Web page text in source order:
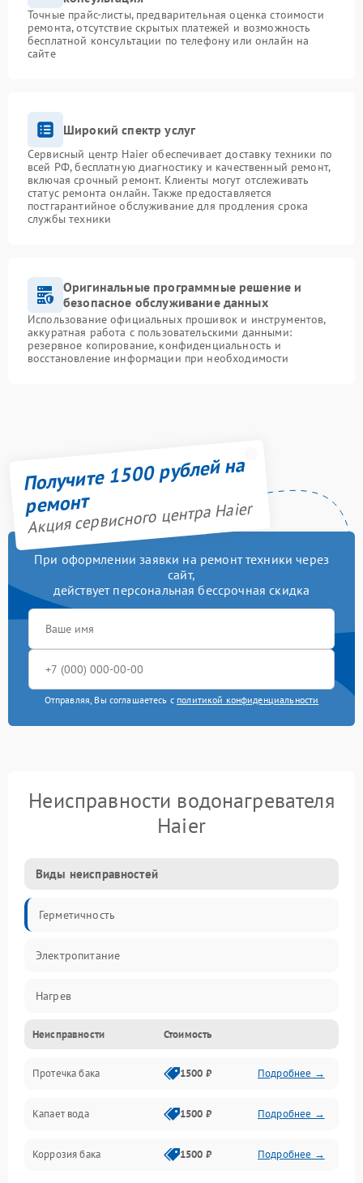
Точные прайс-листы, предварительная оценка стоимости
ремонта, отсутствие скрытых платежей и возможность
бесплатной консультации по телефону или онлайн на
сайте
Широкий спектр услуг
Сервисный центр Haier обеспечивает доставку техники по
всей РФ, бесплатную диагностику и качественный ремонт,
включая срочный ремонт. Клиенты могут отслеживать
статус ремонта онлайн. Также предоставляется
постгарантийное обслуживание для продления срока
службы техники
Оригинальные программные решение и
безопасное обслуживание данных
Использование официальных прошивок и инструментов,
аккуратная работа с пользовательскими данными:
резервное копирование, конфиденциальность и
восстановление информации при необходимости
Получите 1500 рублей на
ремонт
Акция сервисного центра Haier
При оформлении заявки на ремонт техники через
сайт,
действует персональная бессрочная скидка
Отправляя, Вы соглашаетесь с политикой конфиденциальности
Неисправности водонагревателя
Haier
Виды неисправностей
Герметичность
Электропитание
Нагрев
Датчики
Механика
Неисправности Стоимость
Протечка бака 1500 ₽ Подробнее →
Капает вода 1500 ₽ Подробнее →
Коррозия бака 1500 ₽ Подробнее →